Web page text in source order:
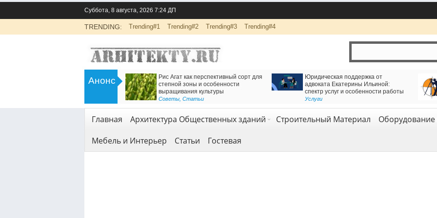
Суббота, 8 августа, 2026 7:24 ДП
TRENDING: Trending#1 Trending#2 Trending#3 Trending#4
Анонс
Инженерно-экологические изыскания
для строительства: основа
безопасной реализации проектов
Есть решение для движения через
Железнодорожный тоннель
Геодезия и геология
Логистика и комплексная перевозка грузов с
компанией АВАС ГРУПП
Транспорт и логистика Услуги
Главная Архитектура Общественных зданий Строительный Материал
Оборудование
Мебель и Интерьер
Статьи Гостевая